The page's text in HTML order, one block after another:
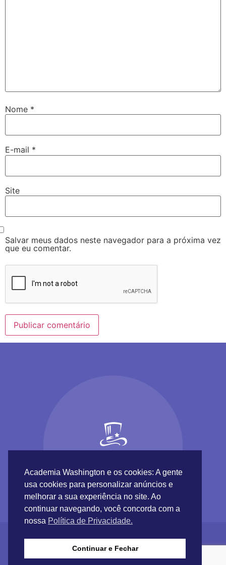
Nome *
E-mail *
Site
Salvar meus dados neste navegador para a próxima vez
que eu comentar.
Academia Washington e os cookies: A gente
usa cookies para personalizar anúncios e
melhorar a sua experiência no site. Ao
continuar navegando, você concorda com a
nossa Política de Privacidade.
Continuar e Fechar